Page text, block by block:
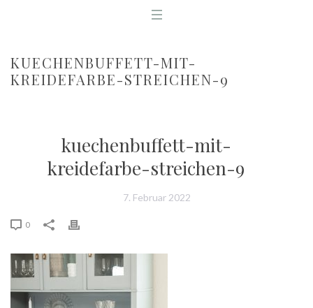
KUECHENBUFFETT-MIT-
KREIDEFARBE-STREICHEN-9
kuechenbuffett-mit-
kreidefarbe-streichen-9
7. Februar 2022
0